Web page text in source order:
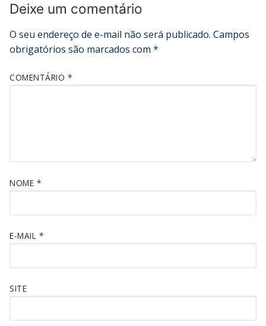
Deixe um comentário
O seu endereço de e-mail não será publicado. Campos
obrigatórios são marcados com *
COMENTÁRIO *
NOME *
E-MAIL *
SITE